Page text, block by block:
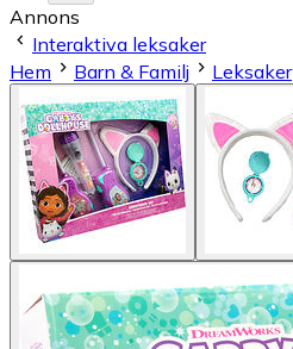
Annons
Interaktiva leksaker
Hem
Barn & Familj Leksaker